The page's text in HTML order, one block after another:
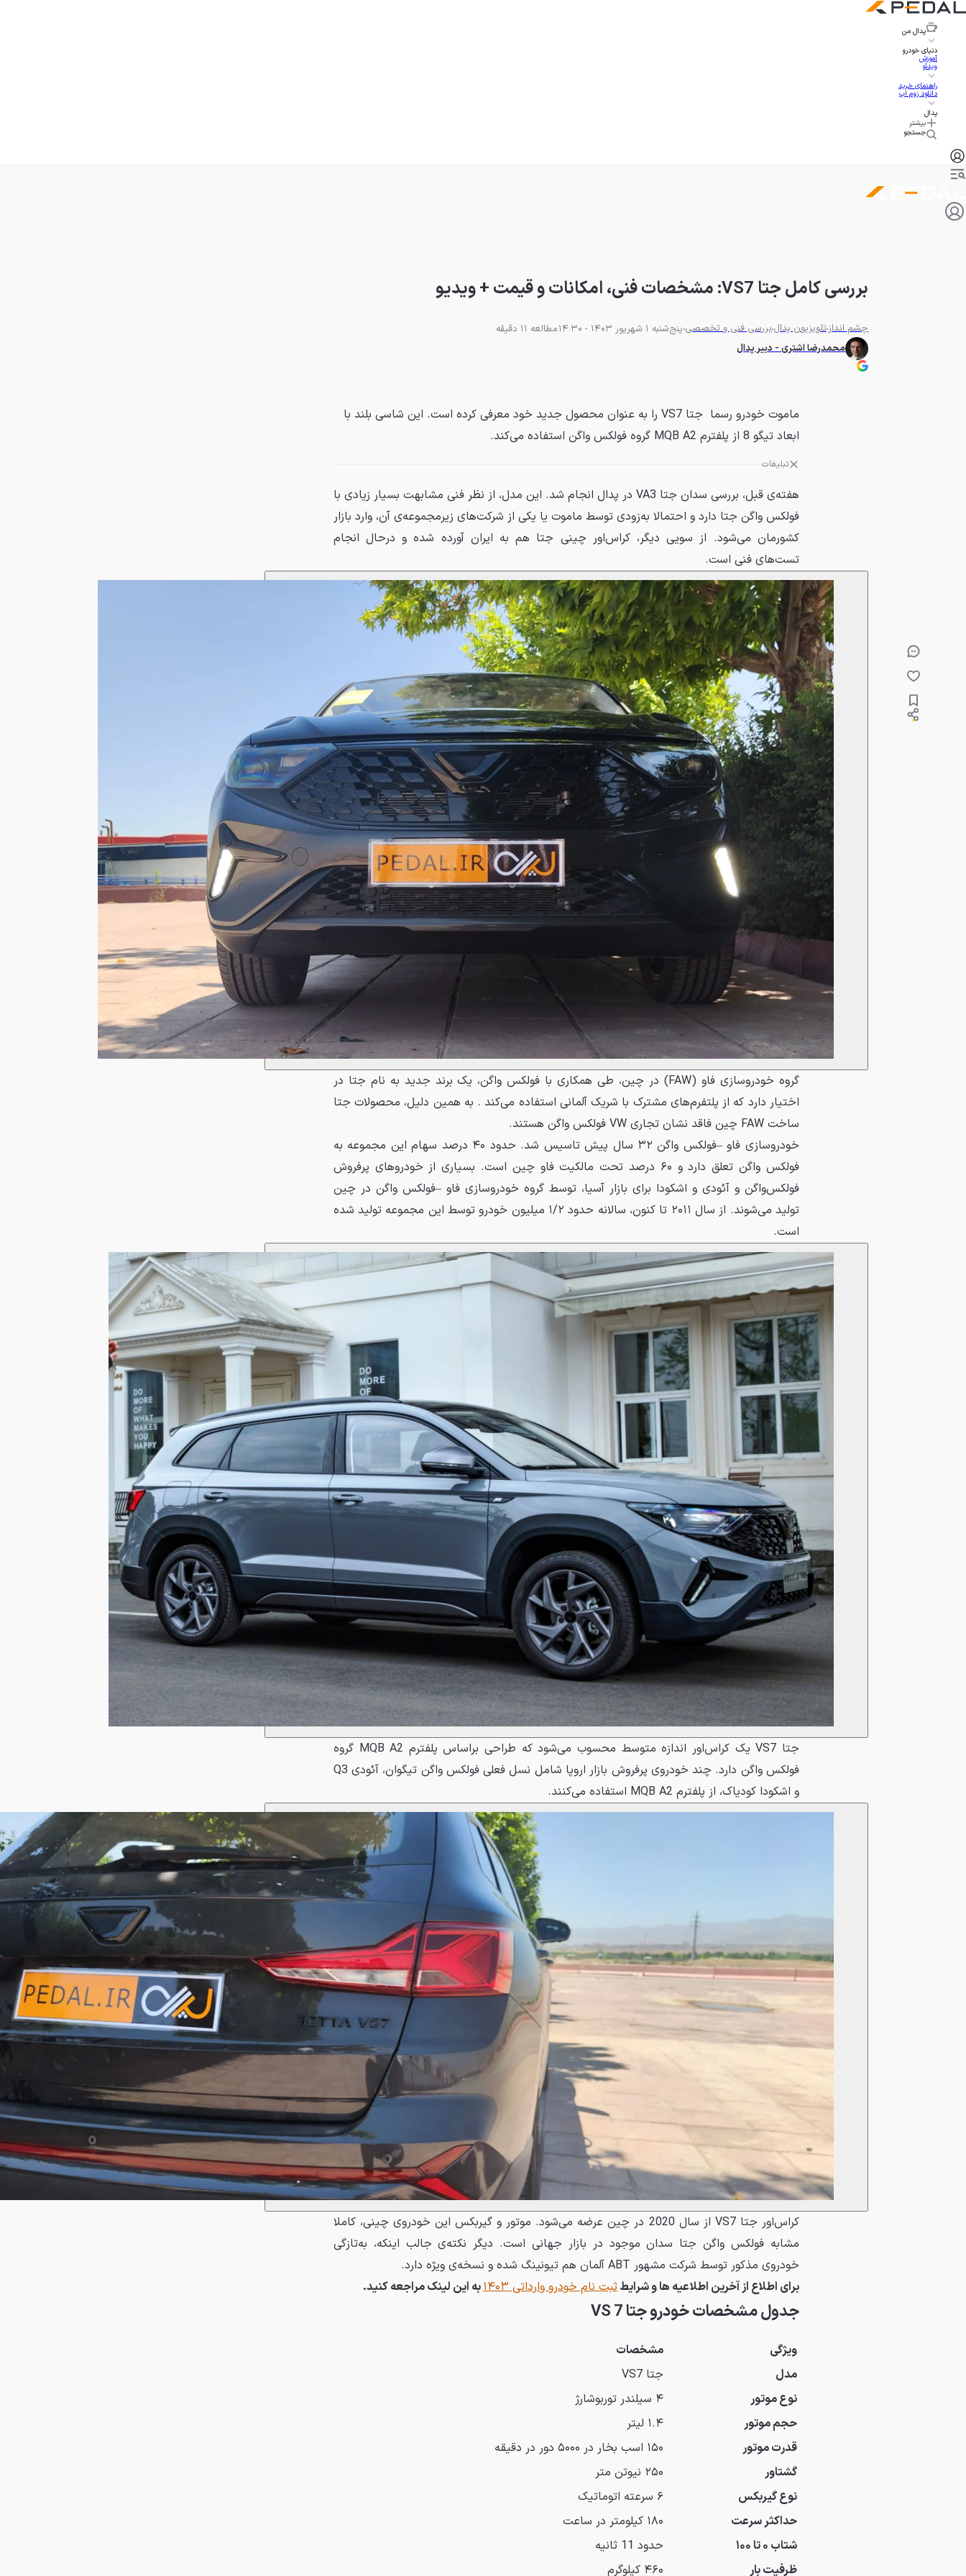
پدال من
دنیای خودرو
آموزش
ویدئو
راهنمای خرید
دانلود زوم اپ
پدال
بیشتر
جستجو
بررسی کامل جتا VS7: مشخصات فنی، امکانات و قیمت + ویدیو
چشم اندازتلویزیون پدالبررسی فنی و تخصصی پنج‌شنبه 1 شهریور 1403 - 14:30
مطالعه 11 دقیقه
محمدرضا اشتری - دبیر پدال
ماموت خودرو رسما جتا VS7 را به عنوان محصول جدید خود معرفی کرده است. این شاسی بلند با
ابعاد تیگو 8 از پلفترم MQB A2 گروه فولکس واگن استفاده می‌کند.
تبلیغات
هفته‌ی قبل، بررسی سدان جتا VA3 در پدال
انجام شد. این مدل، از نظر فنی مشابهت بسیار زیادی با
فولکس واگن جتا دارد و احتمالا به‌زودی توسط ماموت یا یکی از شرکت‌های زیرمجموعه‌ی آن، وارد بازار
کشورمان می‌شود. از سویی دیگر، کراس‌اور چینی جتا هم به ایران آورده شده و درحال انجام
تست‌های فنی است.
گروه خودروسازی فاو (FAW) در چین، طی همکاری با فولکس واگن، یک برند جدید به نام جتا در
اختیار دارد که از پلتفرم‌های مشترک با شریک آلمانی استفاده می‌کند . به همین دلیل، محصولات جتا
ساخت FAW چین فاقد نشان تجاری VW فولکس واگن هستند.
خودروسازی فاو –فولکس واگن ۳۲ سال پیش تاسیس شد. حدود ۴۰ درصد سهام این مجموعه به
فولکس واگن تعلق دارد و ۶۰ درصد تحت مالکیت فاو چین است. بسیاری از خودروهای پرفروش
فولکس‌واگن و آئودی و اشکودا برای بازار آسیا، توسط گروه خودروسازی فاو –فولکس واگن در چین
تولید می‌شوند. از سال ۲۰۱۱ تا کنون، سالانه حدود ۱/۲ میلیون خودرو توسط این مجموعه تولید شده
است.
جتا VS7 یک کراس‌اور اندازه متوسط محسوب می‌شود که طراحی براساس پلفترم MQB A2 گروه
فولکس واگن دارد. چند خودروی پرفروش بازار اروپا شامل نسل فعلی فولکس واگن تیگوان، آئودی Q3
و اشکودا کودیاک، از پلفترم MQB A2 استفاده می‌کنند.
کراس‌اور جتا VS7 از سال 2020 در چین عرضه می‌شود. موتور و گیربکس این خودروی چینی، کاملا
مشابه فولکس واگن جتا سدان موجود در بازار جهانی است. دیگر نکته‌ی جالب اینکه، به‌تازگی
خودروی مذکور توسط شرکت مشهور ABT آلمان هم تیونینگ شده و نسخه‌ی ویژه دارد.
برای اطلاع از آخرین اطلاعیه ها و شرایطثبت نام خودرو وارداتی ۱۴۰۳ به این لینک مراجعه کنید.
جدول مشخصات خودرو جتا VS 7
ویژگی
مشخصات
مدل
جتا VS7
نوع موتور
۴ سیلندر توربوشارژ
حجم موتور
۱.۴ لیتر
قدرت موتور
۱۵۰ اسب بخار در ۵۰۰۰ دور در دقیقه
گشتاور
۲۵۰ نیوتن متر
نوع گیربکس
۶ سرعته اتوماتیک
حداکثر سرعت
۱۸۰ کیلومتر در ساعت
شتاب ۰ تا ۱۰۰
حدود 11 ثانیه
ظرفیت بار
۴۶۰ کیلوگرم